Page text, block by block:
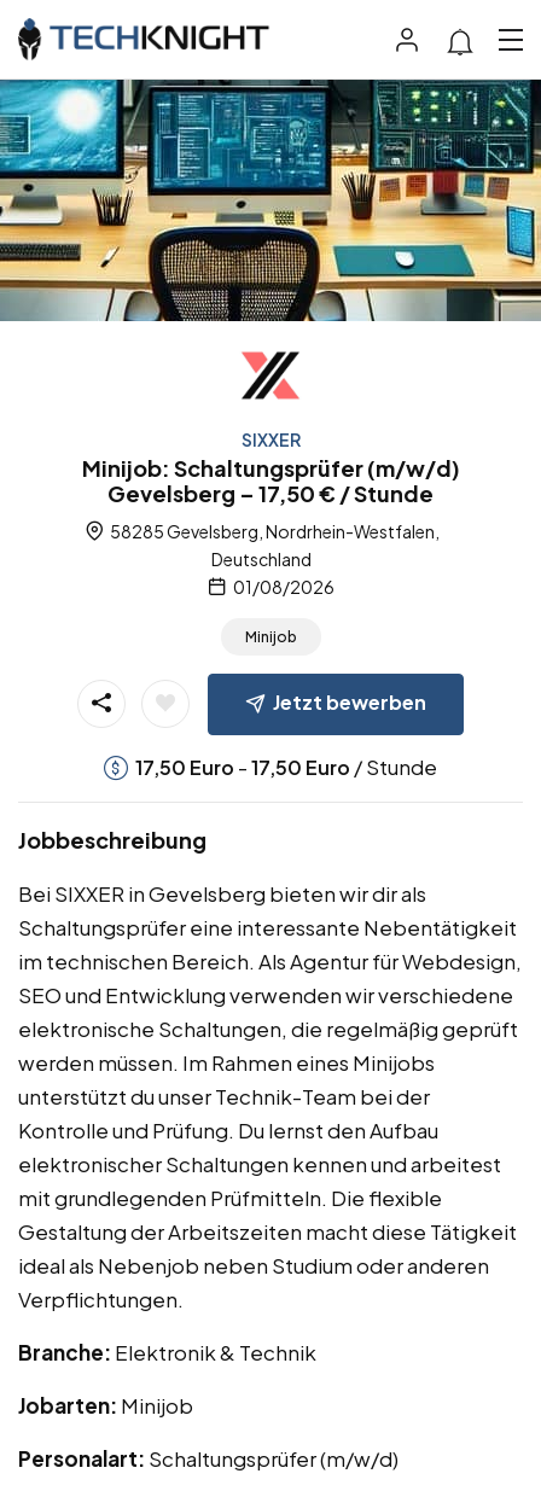
SIXXER
Minijob: Schaltungsprüfer (m/w/d)
Gevelsberg – 17,50 € / Stunde
58285 Gevelsberg, Nordrhein-Westfalen,
Deutschland
01/08/2026
Minijob
Jetzt bewerben
17,50 Euro -17,50 Euro / Stunde
Jobbeschreibung
Bei SIXXER in Gevelsberg bieten wir dir als
Schaltungsprüfer eine interessante Nebentätigkeit
im technischen Bereich. Als Agentur für Webdesign,
SEO und Entwicklung verwenden wir verschiedene
elektronische Schaltungen, die regelmäßig geprüft
werden müssen. Im Rahmen eines Minijobs
unterstützt du unser Technik-Team bei der
Kontrolle und Prüfung. Du lernst den Aufbau
elektronischer Schaltungen kennen und arbeitest
mit grundlegenden Prüfmitteln. Die flexible
Gestaltung der Arbeitszeiten macht diese Tätigkeit
ideal als Nebenjob neben Studium oder anderen
Verpflichtungen.
Branche: Elektronik & Technik
Jobarten: Minijob
Personalart: Schaltungsprüfer (m/w/d)